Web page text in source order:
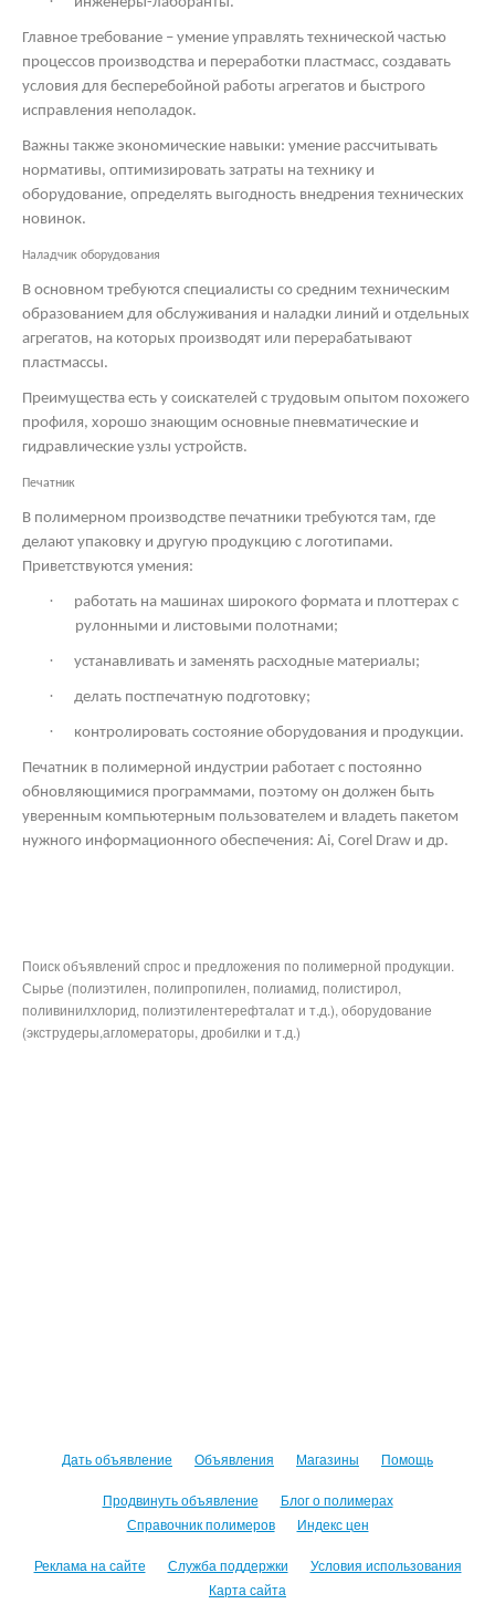
Главное требование – умение управлять технической частью
процессов производства и переработки пластмасс, создавать
условия для бесперебойной работы агрегатов и быстрого
исправления неполадок.
Важны также экономические навыки: умение рассчитывать
нормативы, оптимизировать затраты на технику и
оборудование, определять выгодность внедрения технических
новинок.
Наладчик оборудования
В основном требуются специалисты со средним техническим
образованием для обслуживания и наладки линий и отдельных
агрегатов, на которых производят или перерабатывают
пластмассы.
Преимущества есть у соискателей с трудовым опытом похожего
профиля, хорошо знающим основные пневматические и
гидравлические узлы устройств.
Печатник
В полимерном производстве печатники требуются там, где
делают упаковку и другую продукцию с логотипами.
Приветствуются умения:
·
работать на машинах широкого формата и плоттерах с
рулонными и листовыми полотнами;
· устанавливать и заменять расходные материалы;
· делать постпечатную подготовку;
· контролировать состояние оборудования и продукции.
Печатник в полимерной индустрии работает с постоянно
обновляющимися программами, поэтому он должен быть
уверенным компьютерным пользователем и владеть пакетом
нужного информационного обеспечения: Ai, Corel Draw и др.
Поиск объявлений спрос и предложения по полимерной продукции.
Сырье (полиэтилен, полипропилен, полиамид, полистирол,
поливинилхлорид, полиэтилентерефталат и т.д.), оборудование
(экструдеры,агломераторы, дробилки и т.д.)
Дать объявление Объявления Магазины Помощь
Продвинуть объявление
Блог о полимерах
Справочник полимеров
Индекс цен
Реклама на сайте Служба поддержки
Условия использования
Карта сайта